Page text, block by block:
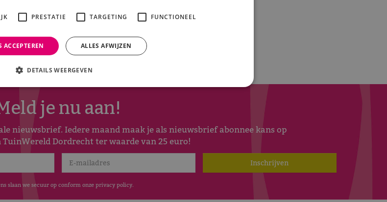
je nu aan!
nieuwsbrief. Iedere maand maak je als nieuwsbrief abonnee kans op
TuinWereld Dordrecht ter waarde van 25 euro!
slaan we secuur op conform onze privacy policy.
PRESTATIE TARGETING FUNCTIONEEL
ACCEPTEREN ALLES AFWIJZEN
DETAILS WEERGEVEN